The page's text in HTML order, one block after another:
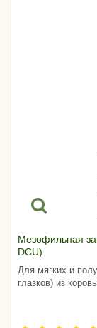
Мезофильная
DCU)
Для мягких и
глазков) из